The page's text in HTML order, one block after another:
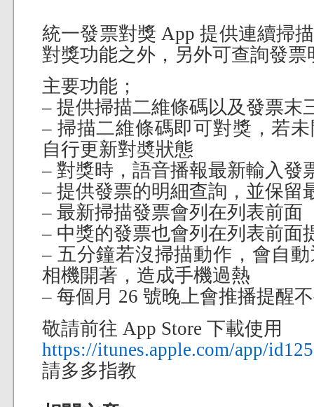
統一發票對獎 App 提供連續掃
對獎功能之外，另外可查詢發票
主要功能；
– 提供掃描二維條碼以及發票末
– 掃描二維條碼即可對獎，若
自行更新對奬狀態
– 對獎時，語音播報最新輸入發
– 提供發票的明細查詢，並保留
– 最新掃描發票會列在列表前面
– 中獎的發票也會列在列表前面
– 五分鐘若沒掃描動作，會自
相機開著，造成手機過熱
– 每個月 26 號晚上會推播提醒
敬請前往 App Store 下載使用
https://itunes.apple.com/app/
請多多指教